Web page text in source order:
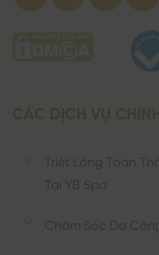
Triệt Lông Toàn
Tại YB Spa
Chăm Sóc Da